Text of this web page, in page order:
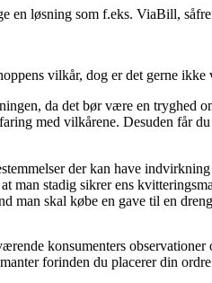
en løsning som f.eks. ViaBill,
vilkår, dog er det gerne ikke
da det bør være en tryghed
med vilkårene. Desuden får
der kan have
stadig sikrer ens
man skal købe en gave til en
konsumenters
forinden du placerer din